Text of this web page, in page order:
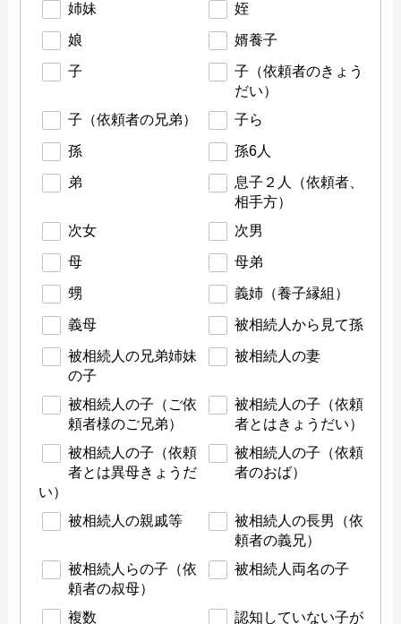
姉妹 姪
娘 婿養子
子
子（依頼者のきょう
だい）
子（依頼者の兄弟）
子ら
孫 孫6人
弟
息子２人（依頼者、
相手方）
次女
次男
母 母弟
甥 義姉（養子縁組）
義母 被相続人から見て孫
被相続人の兄弟姉妹
の子
被相続人の妻
被相続人の子（ご依
頼者様のご兄弟）
被相続人の子（依頼
者とはきょうだい）
被相続人の子（依頼
者とは異母きょうだ
い）
被相続人の子（依頼
者のおば）
被相続人の親戚等
被相続人の長男（依
頼者の義兄）
被相続人らの子（依
頼者の叔母）
被相続人両名の子
複数 認知していない子が